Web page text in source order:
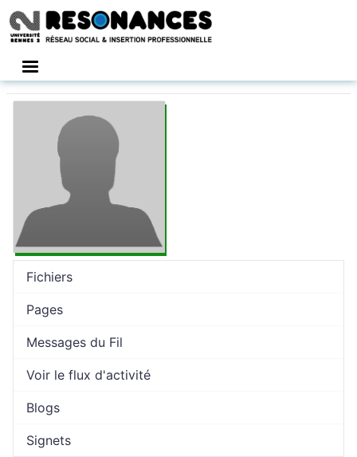
Fichiers
Pages
Messages du Fil
Voir le flux d'activité
Blogs
Signets